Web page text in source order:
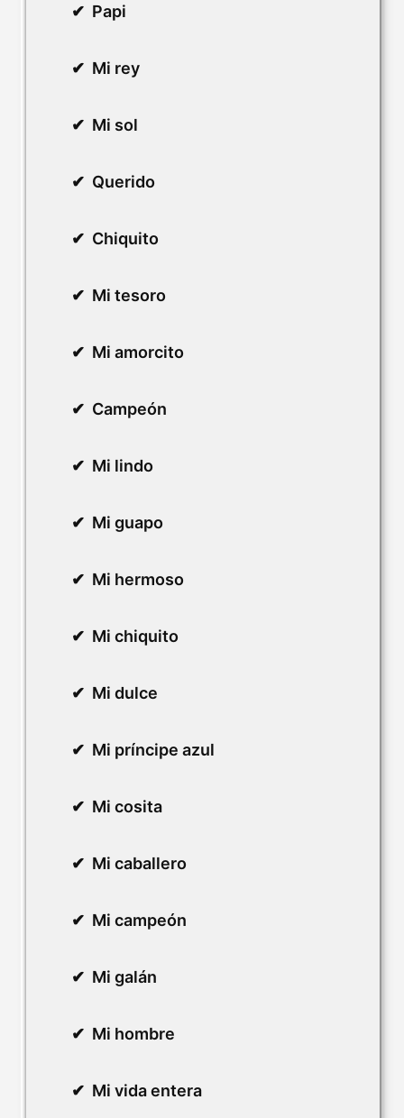
Papi
Mi rey
Mi sol
Querido
Chiquito
Mi tesoro
Mi amorcito
Campeón
Mi lindo
Mi guapo
Mi hermoso
Mi chiquito
Mi dulce
Mi príncipe azul
Mi cosita
Mi caballero
Mi campeón
Mi galán
Mi hombre
Mi vida entera